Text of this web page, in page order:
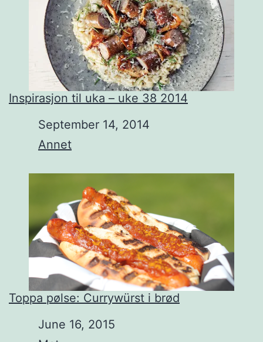
Inspirasjon til uka – uke 38 2014
September 14, 2014
In relation to
Annet
Toppa pølse: Currywürst i brød
June 16, 2015